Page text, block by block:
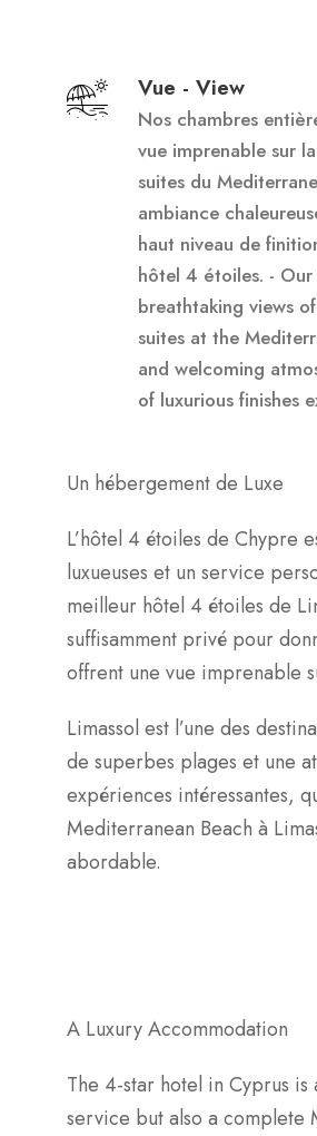
Vue - View
Nos chambres
vue imprenable sur
suites du
ambiance
haut niveau de
hôtel 4 étoiles. -
breathtaking views
suites at the
and welcoming
of luxurious finishes
Un hébergement de Luxe
L’hôtel 4 étoiles de Chypre
luxueuses et un service
meilleur hôtel 4 étoiles de
suffisamment privé pour
offrent une vue imprenable
Limassol est l’une des
de superbes plages et une
expériences intéressantes,
Mediterranean Beach à
abordable.
A Luxury Accommodation
The 4-star hotel in Cyprus
service but also a complete